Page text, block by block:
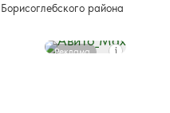
Борисоглебского района
Реклама